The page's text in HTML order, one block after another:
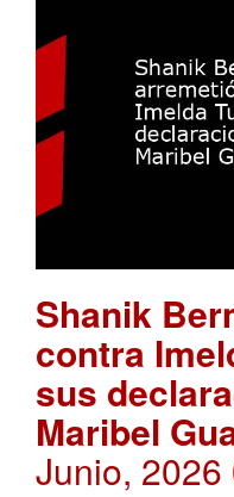
Shanik
contra
sus
Maribel
Junio, 2026